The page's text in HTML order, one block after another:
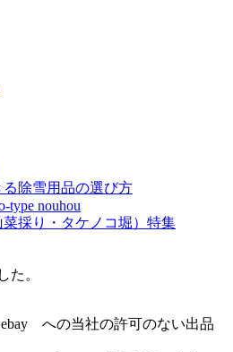
除雪用品の選び方
type nouhou
採り・タケノコ堀）特集
た。
ebay への当社の許可のない出品